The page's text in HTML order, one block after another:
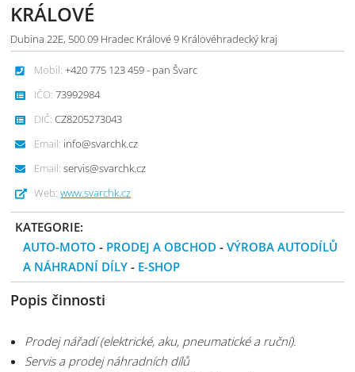
KRÁLOVÉ
Dubina 22E, 500 09 Hradec Králové 9 Královéhradecký kraj
Mobil: +420 775 123 459 - pan Švarc
IČO: 73992984
DIČ: CZ8205273043
Email: info@svarchk.cz
Email: servis@svarchk.cz
Web: www.svarchk.cz
KATEGORIE:
AUTO-MOTO - PRODEJ A OBCHOD -VÝROBA AUTODÍLŮ
A NÁHRADNÍ DÍLY - E-SHOP
Popis činnosti
Prodej nářadí (elektrické, aku, pneumatické a ruční).
Servis a prodej náhradních dílů